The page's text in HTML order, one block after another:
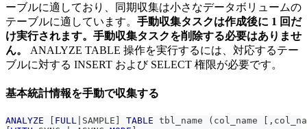
ーブルに適しており、同期収集は小さなデータボリュームの
テーブルに適しています。 手動収集タスクは作成後に 1 回だ
け実行されます。手動収集タスクを削除する必要はありませ
ん。
ANALYZE TABLE 操作を実行するには、対応するテー
ブルに対する INSERT および SELECT 権限が必要です。
基本統計情報を手動で収集する
ANALYZE FULL SAMPLE TABLE tbl_name ( col_name ,